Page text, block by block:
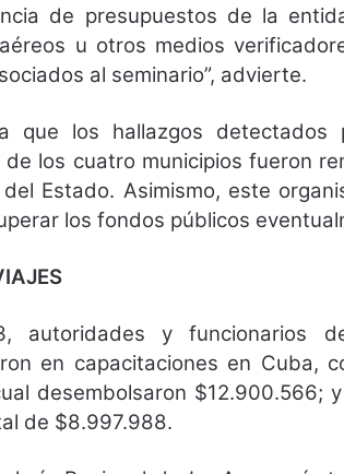
de presupuestos de la
u otros medios
al seminario”, advierte.
que los hallazgos
de los cuatro municipios fueron
Estado. Asimismo, este
los fondos públicos
autoridades y funcionarios
en capacitaciones en Cuba,
desembolsaron $12.900.566;
de $8.997.988.